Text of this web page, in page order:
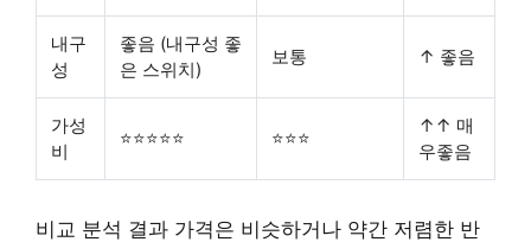
내구
성
좋음 (내구성 좋
은 스위치)
보통 ↑ 좋음
가성
비
⭐⭐⭐⭐⭐ ⭐⭐⭐
↑↑ 매
우좋음
비교 분석 결과 가격은 비슷하거나 약간 저렴한 반